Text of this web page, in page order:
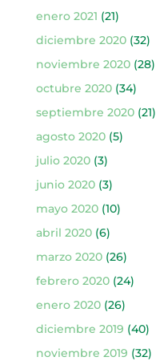
enero 2021 (21)
diciembre 2020(32)
noviembre 2020(28)
octubre 2020(34)
septiembre 2020(21)
agosto 2020(5)
julio 2020(3)
junio 2020(3)
mayo 2020(10)
abril 2020(6)
marzo 2020(26)
febrero 2020(24)
enero 2020(26)
diciembre 2019 (40)
noviembre 2019 (32)